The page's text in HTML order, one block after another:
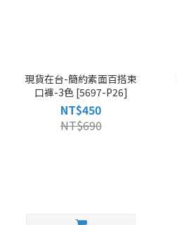
現貨在台-簡約素面百搭束
口褲-3色 [5697-P26]
NT$450
NT$690